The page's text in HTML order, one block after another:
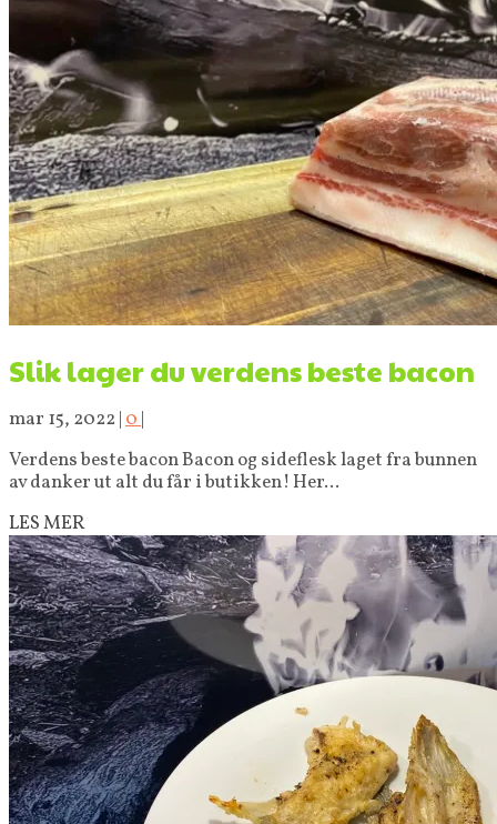
Slik lager du verdens beste bacon
mar 15, 2022 | 0 |
Verdens beste bacon Bacon og sideflesk laget fra bunnen
av danker ut alt du får i butikken! Her...
LES MER